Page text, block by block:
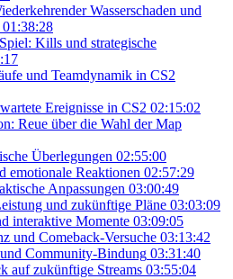
Wasserschaden und
01:38:28
Kills und strategische
und Teamdynamik in CS2
Ereignisse in CS2 02:15:02
Reue über die Wahl der Map
Überlegungen 02:55:00
emotionale Reaktionen 02:57:29
Anpassungen 03:00:49
und zukünftige Pläne 03:03:09
interaktive Momente 03:09:05
und Comeback-Versuche 03:13:42
Community-Bindung 03:31:40
auf zukünftige Streams 03:55:04